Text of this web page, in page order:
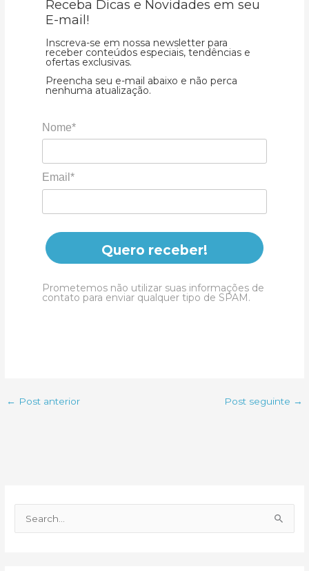
Receba Dicas e Novidades em seu
E-mail!
Inscreva-se em nossa newsletter para
receber conteúdos especiais, tendências e
ofertas exclusivas.
Preencha seu e-mail abaixo e não perca
nenhuma atualização.
Nome*
Email*
Quero receber!
Prometemos não utilizar suas informações de
contato para enviar qualquer tipo de SPAM.
← Post anterior Post seguinte →
e